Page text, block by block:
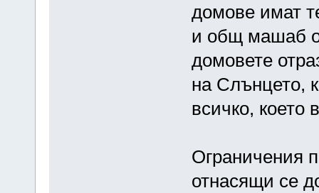
домове имат
и общ машаб
домовете
на Слънцето,
всичко, което
Ограничения
отнасящи се